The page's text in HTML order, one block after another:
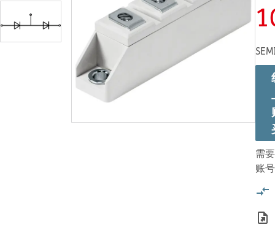
需
账号